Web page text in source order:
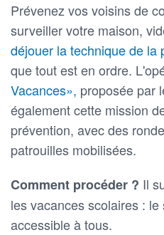
Prévenez vos voisins de
surveiller votre maison,
déjouer la technique de la
que tout est en ordre.
Vacances», proposée par
également cette mission
prévention, avec des
patrouilles mobilisées.
Comment procéder ? Il
les vacances scolaires :
accessible à tous.